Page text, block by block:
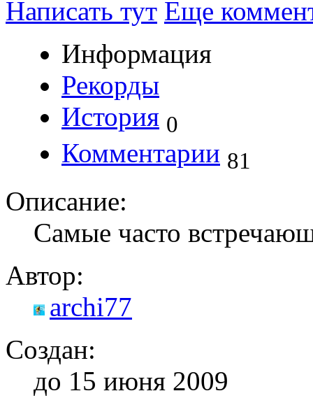
Написать тут Еще
Информация
Рекорды
История 0
Комментарии 81
Описание:
Самые часто
Автор:
archi77
Создан:
до 15 июня 2009